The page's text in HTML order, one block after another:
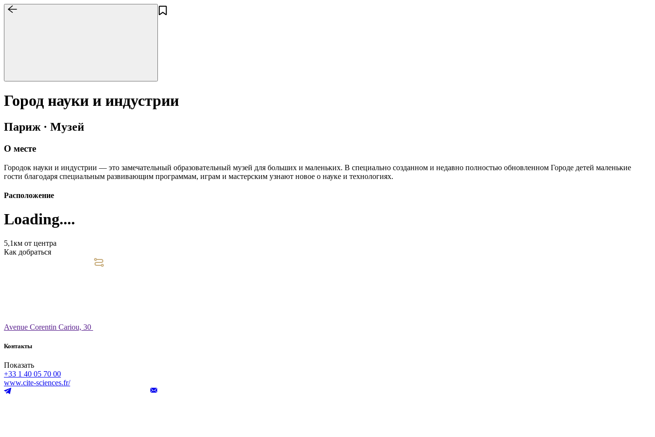
Город науки и индустрии
Париж · Музей
О месте
Городок науки и индустрии — это замечательный образовательный музей для больших и маленьких. В специально созданном и недавно полностью обновленном Городе детей маленькие
гости благодаря специальным развивающим программам, играм и мастерским узнают новое о науке и технологиях.
Расположение
Loading....
5,1км от центра
Как добраться
Avenue Corentin Cariou, 30
Контакты
Показать
+33 1 40 05 70 00
www.cite-sciences.fr/